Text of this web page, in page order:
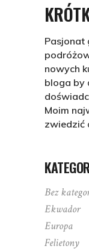
Pasjonat
nowych
bloga by
Moim
zwiedzić
Bez
Ekwador
Europa
Felietony